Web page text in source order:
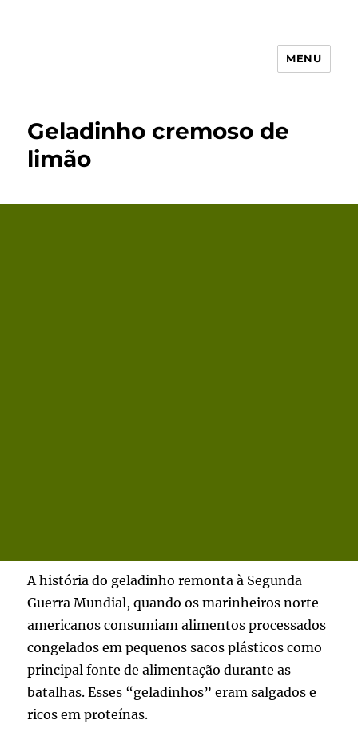
MENU
Geladinho cremoso de
limão
A história do geladinho remonta à Segunda
Guerra Mundial, quando os marinheiros norte-
americanos consumiam alimentos processados
congelados em pequenos sacos plásticos como
principal fonte de alimentação durante as
batalhas. Esses “geladinhos” eram salgados e
ricos em proteínas.